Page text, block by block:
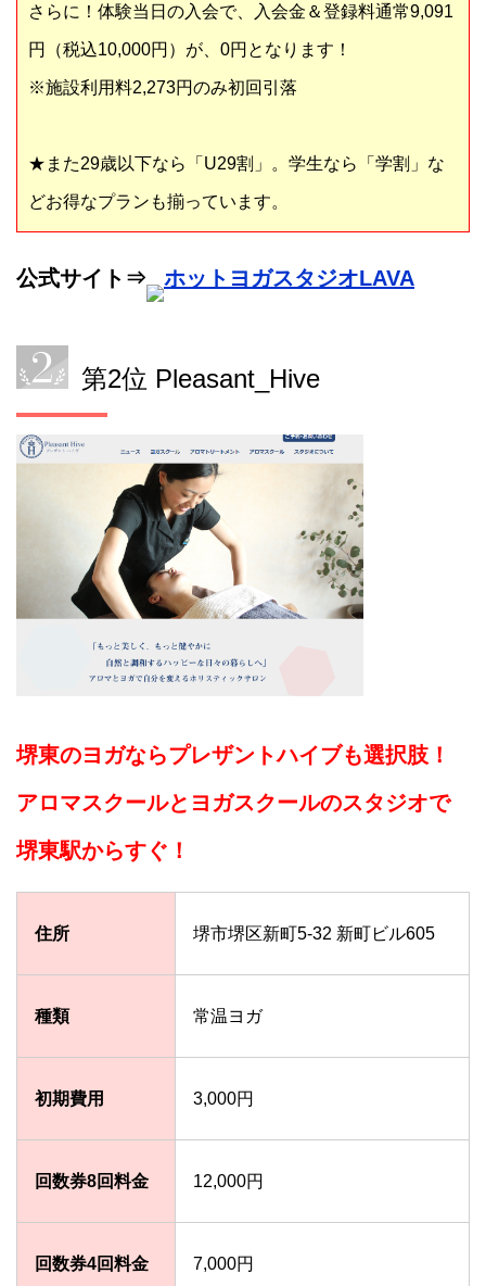
さらに！体験当日の入会で、入会金＆登録料通常9,091
円（税込10,000円）が、0円となります！
※施設利用料2,273円のみ初回引落
★また29歳以下なら「U29割」。学生なら「学割」な
どお得なプランも揃っています。
公式サイト⇒ ホットヨガスタジオLAVA
第2位 Pleasant_Hive
堺東のヨガならプレザントハイブも選択肢！
アロマスクールとヨガスクールのスタジオで
堺東駅からすぐ！
住所 堺市堺区新町5-32 新町ビル605
種類 常温ヨガ
初期費用 3,000円
回数券8回料金 12,000円
回数券4回料金 7,000円